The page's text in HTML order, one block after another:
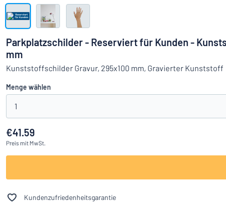
Alle Kategorien anzeigen
Einloggen
Parkplatzschilder - Reserviert für Kunden -
mm
Kunststoffschilder Gravur, 295x100 mm, Gravierter Kunststoff
Menge wählen
1
€41.59
Preis mit MwSt.
Kundenzufriedenheitsgarantie